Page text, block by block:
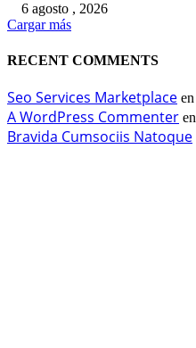
6 agosto , 2026
Cargar más
RECENT COMMENTS
Seo Services Marketplace en
A WordPress Commenter en
Bravida Cumsociis Natoque